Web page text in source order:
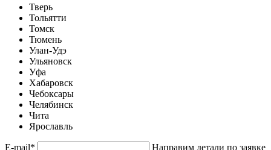
Тверь
Тольятти
Томск
Тюмень
Улан-Удэ
Ульяновск
Уфа
Хабаровск
Чебоксары
Челябинск
Чита
Ярославль
E-mail*
Направим детали по заявке